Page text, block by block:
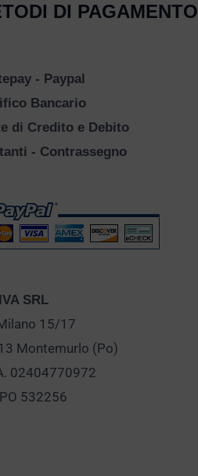
DI PAGAMENTO
- Paypal
Bancario
di Credito e Debito
- Contrassegno
SRL
15/17
Montemurlo (Po)
02404770972
532256